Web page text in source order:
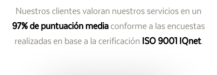
Nuestros clientes valoran nuestros servicios en un
97% de puntuación mediaconforme a las encuestas
realizadas en base a la cerificación ISO 9001 IQnet.